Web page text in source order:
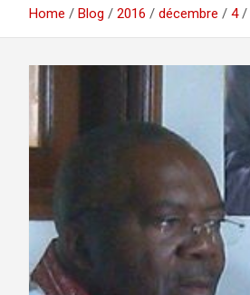
Home Blog 2016 décembre 4